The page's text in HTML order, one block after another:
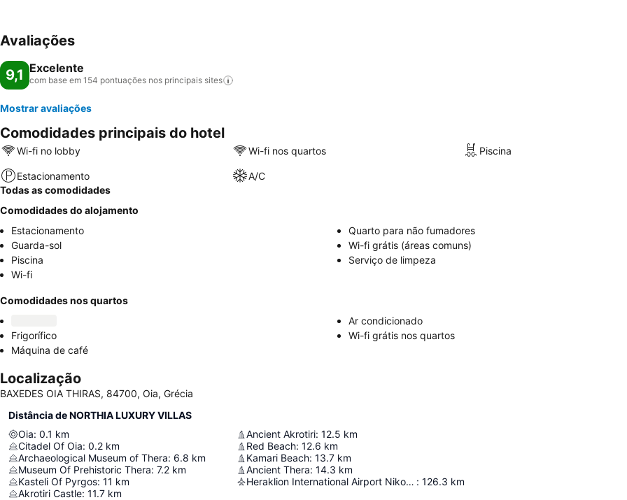
Avaliações
9,1 Excelente
com base em 154 pontuações nos principais sites
Mostrar avaliações
Comodidades principais do hotel
Wi-fi no lobby Wi-fi nos quartos Piscina
Estacionamento
A/C
Todas as comodidades
Comodidades do alojamento
Estacionamento
Quarto para não fumadores
Guarda-sol
Wi-fi grátis (áreas comuns)
Piscina
Serviço de limpeza
Wi-fi
Comodidades nos quartos
Ar condicionado
Frigorífico
Wi-fi grátis nos quartos
Máquina de café
Localização
BAXEDES OIA THIRAS, 84700, Oia, Grécia
Distância de NORTHIA LUXURY VILLAS
Oia: 0.1 km
Citadel Of Oia: 0.2 km
Archaeological Museum of Thera: 6.8 km
Museum Of Prehistoric Thera: 7.2 km
Kasteli Of Pyrgos: 11 km
Akrotiri Castle: 11.7 km
Ancient Akrotiri: 12.5 km
Red Beach: 12.6 km
Kamari Beach: 13.7 km
Ancient Thera: 14.3 km
Heraklion International Airport Nikos Kazantzakis : 126.3 km